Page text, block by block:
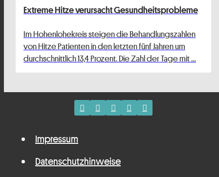
Extreme Hitze verursacht Gesundheitsprobleme
Im Hohenlohekreis steigen die Behandlungszahlen
von Hitze Patienten in den letzten fünf Jahren um
durchschnittlich 13,4 Prozent. Die Zahl der Tage mit …
Impressum
Datenschutzhinweise